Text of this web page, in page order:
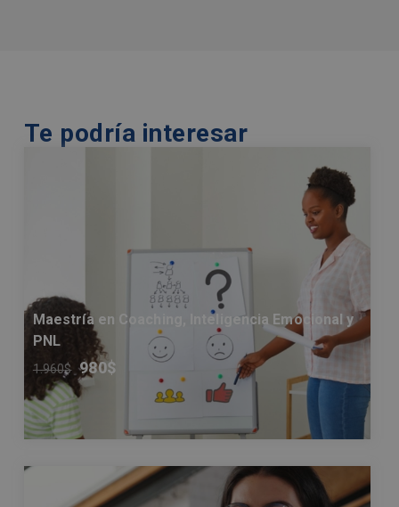
Te podría interesar
Maestría en Coaching, Inteligencia Emocional y
PNL
1.960$ 980$